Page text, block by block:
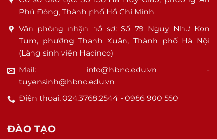
Phú Đông, Thành phố Hồ Chí Minh
Văn phòng nhận hồ sơ: Số 79 Nguỵ Như Kon
Tum, phường Thanh Xuân, Thành phố Hà Nội
(Làng sinh viên Hacinco)
Mail: info@hbnc.edu.vn -
tuyensinh@hbnc.edu.vn
Điện thoại: 024.3768.2544 - 0986 900 550
ĐÀO TẠO